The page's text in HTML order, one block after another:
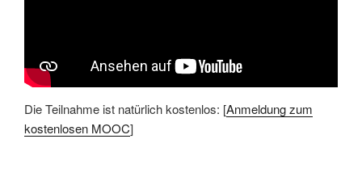
Die Teilnahme ist natürlich kostenlos: [Anmeldung zum
kostenlosen MOOC]